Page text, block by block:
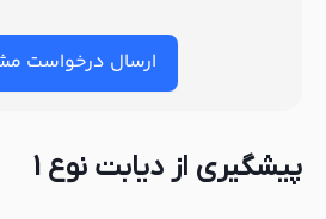
ارسال درخواست
پیشگیری از دیابت نوع 1